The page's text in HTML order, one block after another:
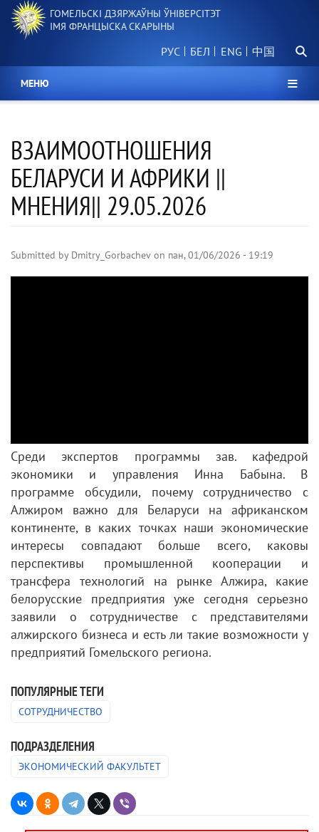
Перайсці
асноўнага
ГОМЕЛЬСКІ ДЗЯРЖАЎНЫ ЎНІВЕРСІТЭТ
ІМЯ ФРАНЦЫСКА СКАРЫНЫ
РУС БЕЛ 中国
МЕНЮ
ВЗАИМООТНОШЕНИЯ
БЕЛАРУСИ И АФРИКИ ||
МНЕНИЯ|| 29.05.2026
Submitted by Dmitry_Gorbachev on пан, 01/06/2026 - 19:19
Среди экспертов программы зав. кафедрой
экономики и управления Инна Бабына. В
программе обсудили, почему сотрудничество с
Алжиром важно для Беларуси на африканском
континенте, в каких точках наши экономические
интересы совпадают больше всего, каковы
перспективы промышленной кооперации и
трансфера технологий на рынке Алжира, какие
белорусские предприятия уже сегодня серьезно
заявили о сотрудничестве с представителями
алжирского бизнеса и есть ли такие возможности у
предприятий Гомельского региона.
ПОПУЛЯРНЫЕ ТЕГИ
СОТРУДНИЧЕСТВО
ПОДРАЗДЕЛЕНИЯ
ЭКОНОМИЧЕСКИЙ ФАКУЛЬТЕТ